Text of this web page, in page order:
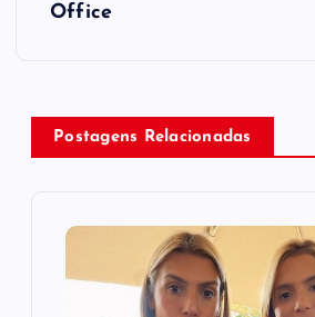
v
Office
Postagens Relacionadas